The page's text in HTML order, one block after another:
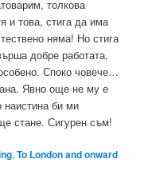
толкова
и това, стига да има
няма! Но стига
добре работата,
Споко човече…
Явно още не му е
наистина би ми
стане. Сигурен съм!
,To London and onward